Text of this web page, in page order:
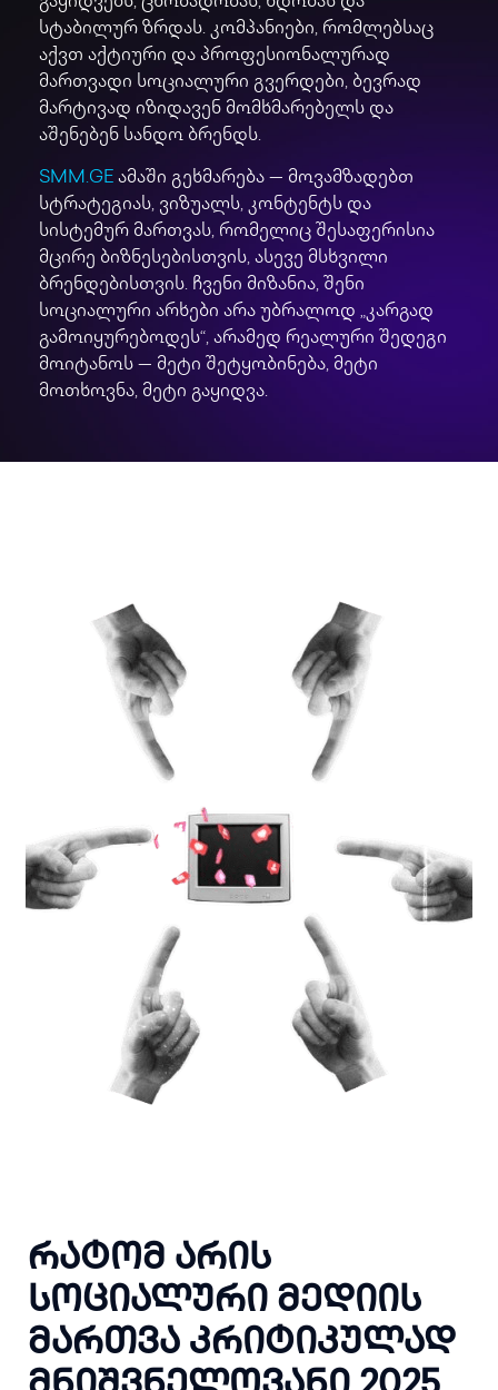
სტაბილურ ზრდას. კომპანიები, რომლებსაც
აქვთ აქტიური და პროფესიონალურად
მართვადი სოციალური გვერდები, ბევრად
მარტივად იზიდავენ მომხმარებელს და
აშენებენ სანდო ბრენდს.
SMM.GE ამაში გეხმარება — მოვამზადებთ
სტრატეგიას, ვიზუალს, კონტენტს და
სისტემურ მართვას, რომელიც შესაფერისია
მცირე ბიზნესებისთვის, ასევე მსხვილი
ბრენდებისთვის. ჩვენი მიზანია, შენი
სოციალური არხები არა უბრალოდ „კარგად
გამოიყურებოდეს“, არამედ რეალური შედეგი
მოიტანოს — მეტი შეტყობინება, მეტი
მოთხოვნა, მეტი გაყიდვა.
რატომ არის
სოციალური მედიის
მართვა კრიტიკულად